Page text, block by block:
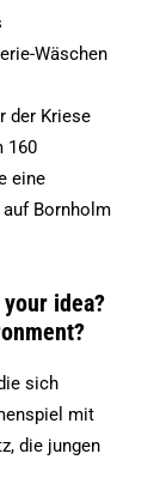
Wäschen
der Kriese
160
eine
Bornholm
idea?
sich
mit
die jungen